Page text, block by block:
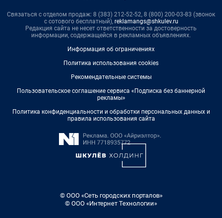
Связаться с отделом продаж: 8 (383) 212-52-52, 8 (800) 200-03-83 (звонок
с сотового бесплатный), reklamangs@shkulev.ru
Редакция сайта не несет ответственности за достоверность
информации, содержащейся в рекламных объявлениях.
Информация об ограничениях
Политика использования cookies
Рекомендательные системы
Пользовательское соглашение сервиса «Подписка без баннерной
рекламы»
Политика конфиденциальности и обработки персональных данных и
правила использования сайта
© ООО «Сеть городских порталов»
© ООО «Интернет Технологии»